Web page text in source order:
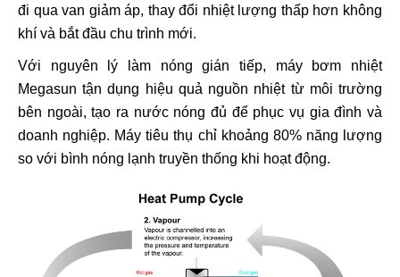
đi qua van giảm áp, thay đổi nhiệt lượng thấp hơn không
khí và bắt đầu chu trình mới.
Với nguyên lý làm nóng gián tiếp, máy bơm nhiệt
Megasun tận dụng hiệu quả nguồn nhiệt từ môi trường
bên ngoài, tạo ra nước nóng đủ để phục vụ gia đình và
doanh nghiệp. Máy tiêu thụ chỉ khoảng 80% năng lượng
so với bình nóng lạnh truyền thống khi hoạt động.